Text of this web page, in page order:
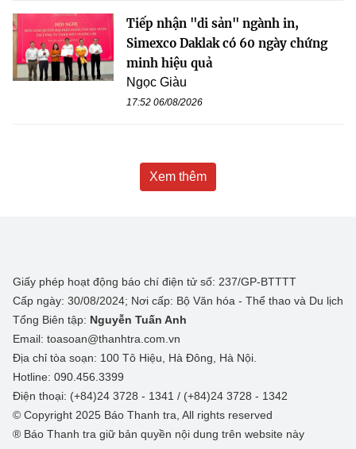
Tiếp nhận "di sản" ngành in,
Simexco Daklak có 60 ngày chứng
minh hiệu quả
Ngọc Giàu
17:52 06/08/2026
Xem thêm
Giấy phép hoạt động báo chí điện tử số: 237/GP-BTTTT
Cấp ngày: 30/08/2024; Nơi cấp: Bộ Văn hóa - Thể thao và Du lịch
Tổng Biên tập: Nguyễn Tuấn Anh
Email: toasoan@thanhtra.com.vn
Địa chỉ tòa soạn: 100 Tô Hiệu, Hà Đông, Hà Nội.
Hotline: 090.456.3399
Điện thoại: (+84)24 3728 - 1341 / (+84)24 3728 - 1342
© Copyright 2025 Báo Thanh tra, All rights reserved
® Báo Thanh tra giữ bản quyền nội dung trên website này